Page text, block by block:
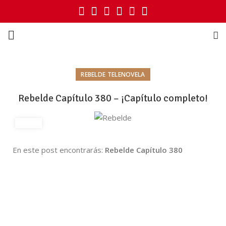
REBELDE TELENOVELA
Rebelde Capítulo 380 – ¡Capítulo completo!
En este post encontrarás: Rebelde Capítulo 380